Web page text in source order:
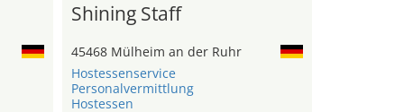
Shining Staff
45468 Mülheim an der Ruhr
Hostessenservice
Personalvermittlung
Hostessen